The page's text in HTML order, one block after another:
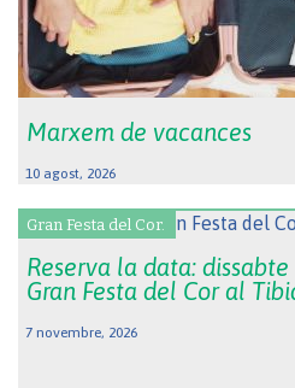
Marxem de vacances
10 agost, 2026
Gran Festa del Cor.
Reserva la data:
Gran Festa del Cor al
7 novembre, 2026